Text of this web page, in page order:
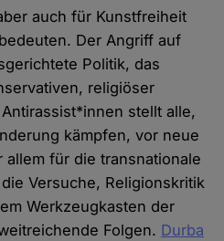
auch für Kunstfreiheit
Der Angriff auf
Politik, das
religiöser
stellt alle,
kämpfen, vor neue
für die transnationale
Versuche, Religionskritik
Werkzeugkasten der
Folgen. Durba